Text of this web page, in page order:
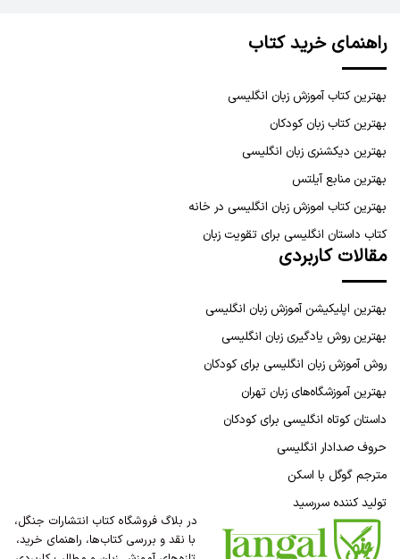
راهنمای خرید کتاب
بهترین کتاب آموزش زبان انگلیسی
بهترین کتاب زبان کودکان
بهترین دیکشنری زبان انگلیسی
بهترین منابع آیلتس
بهترین کتاب اموزش زبان انگلیسی در خانه
کتاب داستان انگلیسی برای تقویت زبان
مقالات کاربردی
بهترین اپلیکیشن آموزش زبان انگلیسی
بهترین روش یادگیری زبان انگلیسی
روش آموزش زبان انگلیسی برای کودکان
بهترین آموزشگاه‌های زبان تهران
داستان کوتاه انگلیسی برای کودکان
حروف صدادار انگلیسی
مترجم گوگل با اسکن
تولید کننده سررسید
در بلاگ فروشگاه کتاب انتشارات جنگل،
با نقد و بررسی کتاب‌ها، راهنمای خرید،